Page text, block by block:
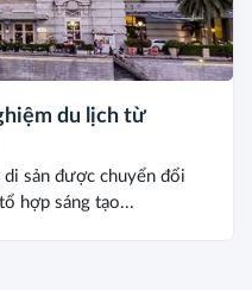
du lịch từ
di sản được chuyển đổi
hợp sáng tạo...